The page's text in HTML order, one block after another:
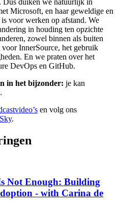
duiken we natuurlijk in
Microsoft, en haar geweldige en
voor werken op afstand. We
in houding ten opzichte
zowel binnen als buiten
InnerSource, het gebruik
En we praten over het
DevOps en GitHub.
in het bijzonder: je kan
en volg ons
.
Not Enough: Building
- with Carina de